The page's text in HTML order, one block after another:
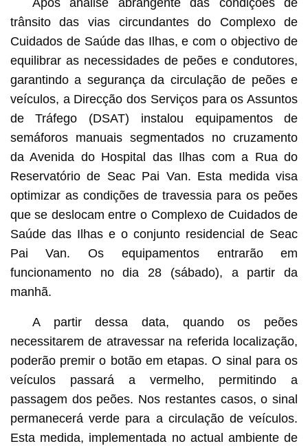
Esquema da localização dos novos semáforos manuais
na Avenida do Hospital das Ilhas
Após análise abrangente das condições de
trânsito das vias circundantes do Complexo de
Cuidados de Saúde das Ilhas, e com o objectivo de
equilibrar as necessidades de peões e condutores,
garantindo a segurança da circulação de peões e
veículos, a Direcção dos Serviços para os Assuntos
de Tráfego (DSAT) instalou equipamentos de
semáforos manuais segmentados no cruzamento
da Avenida do Hospital das Ilhas com a Rua do
Reservatório de Seac Pai Van. Esta medida visa
optimizar as condições de travessia para os peões
que se deslocam entre o Complexo de Cuidados de
Saúde das Ilhas e o conjunto residencial de Seac
Pai Van. Os equipamentos entrarão em
funcionamento no dia 28 (sábado), a partir da
manhã.
A partir dessa data, quando os peões
necessitarem de atravessar na referida localização,
poderão premir o botão em etapas. O sinal para os
veículos passará a vermelho, permitindo a
passagem dos peões. Nos restantes casos, o sinal
permanecerá verde para a circulação de veículos.
Esta medida, implementada no actual ambiente de